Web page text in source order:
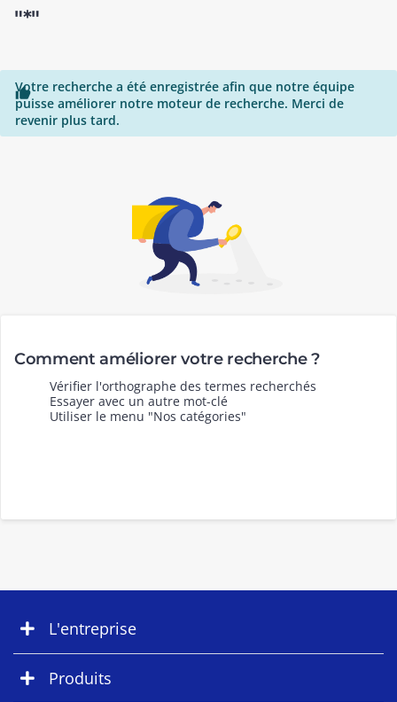
"*"

Votre recherche a été enregistrée afin que notre équipe
puisse améliorer notre moteur de recherche. Merci de
revenir plus tard.
Comment améliorer votre recherche ?
Vérifier l'orthographe des termes recherchés
Essayer avec un autre mot-clé
Utiliser le menu "Nos catégories"
L'entreprise
Produits